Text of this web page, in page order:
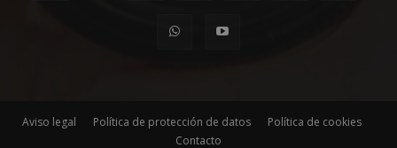
Aviso legal Política de protección de datos
Política de cookies
Contacto